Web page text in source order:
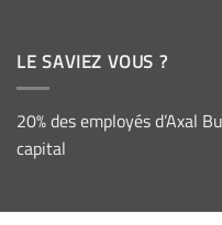
LE SAVIEZ VOUS ?
20% des employés d’Axal
capital